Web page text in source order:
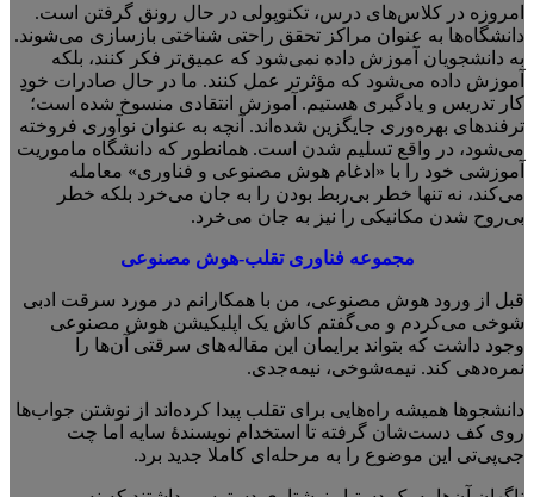
امروزه در کلاس‌های درس، تکنوپولی در حال رونق گرفتن است.
دانشگاه‌ها به عنوان مراکز تحقق راحتی شناختی بازسازی می‌شوند.
به دانشجویان آموزش داده نمی‌شود که عمیق‌تر فکر کنند، بلکه
آموزش داده می‌شود که مؤثرتر عمل کنند. ما در حال صادرات خودِ
کار تدریس و یادگیری هستیم. آموزش انتقادی منسوخ شده است؛
ترفندهای بهره‌وری جایگزین شده‌اند. آنچه به عنوان نوآوری فروخته
می‌شود، در واقع تسلیم شدن است. همانطور که دانشگاه ماموریت
آموزشی خود را با «ادغام هوش مصنوعی و فناوری» معامله
می‌کند، نه تنها خطر بی‌ربط بودن را به جان می‌خرد بلکه خطر
بی‌روح شدن مکانیکی را نیز به جان می‌خرد.
مجموعه فناوری تقلب-هوش مصنوعی
قبل از ورود هوش مصنوعی، من با همکارانم در مورد سرقت ادبی
شوخی می‌کردم و می‌گفتم کاش یک اپلیکیشن هوش مصنوعی
وجود داشت که بتواند برایمان این مقاله‌های سرقتی آن‌ها را
نمره‌دهی کند. نیمه‌شوخی، نیمه‌جدی.
دانشجوها همیشه راه‌هایی برای تقلب پیدا کرده‌اند از نوشتن جواب‌ها
روی کف دست‌شان گرفته تا استخدام نویسندهٔ سایه اما چت
جی‌پی‌تی این موضوع را به مرحله‌ای کاملا جدید برد.